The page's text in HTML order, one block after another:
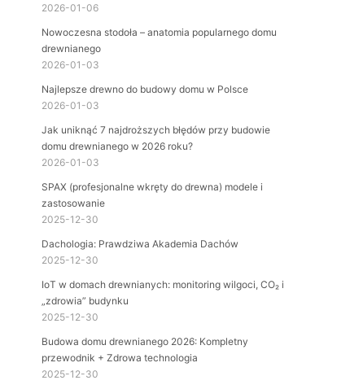
2026-01-06
Nowoczesna stodoła – anatomia popularnego domu
drewnianego
2026-01-03
Najlepsze drewno do budowy domu w Polsce
2026-01-03
Jak uniknąć 7 najdroższych błędów przy budowie
domu drewnianego w 2026 roku?
2026-01-03
SPAX (profesjonalne wkręty do drewna) modele i
zastosowanie
2025-12-30
Dachologia: Prawdziwa Akademia Dachów
2025-12-30
IoT w domach drewnianych: monitoring wilgoci, CO₂ i
„zdrowia” budynku
2025-12-30
Budowa domu drewnianego 2026: Kompletny
przewodnik + Zdrowa technologia
2025-12-30